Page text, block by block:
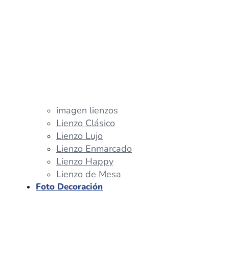
imagen lienzos
Lienzo Clásico
Lienzo Lujo
Lienzo Enmarcado
Lienzo Happy
Lienzo de Mesa
Foto Decoración